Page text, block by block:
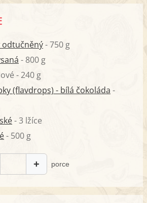
- 750 g
- 800 g
- 240 g
(flavdrops) - bílá čokoláda -
- 3 lžíce
- 500 g
+ porce